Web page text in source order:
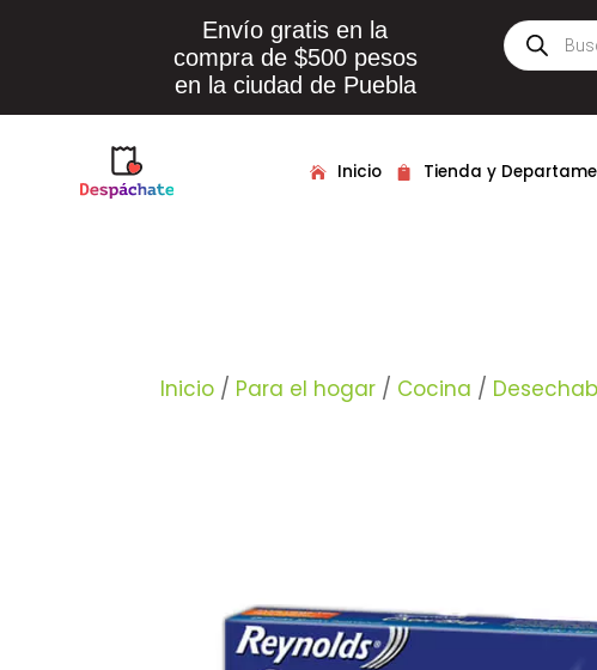
Envío gratis en la
compra de $500 pesos
en la ciudad de Puebla
Búsqueda
de
productos
Inicio Tienda y
Inicio / Para el hogar / Cocina /